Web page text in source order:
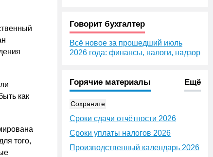
как
того,
Говорит бухгалтер
Всё новое за прошедший июль
2026 года: финансы, налоги, надзор
Горячие материалы Ещё
Сохраните
Сроки сдачи отчётности 2026
Сроки уплаты налогов 2026
Производственный календарь 2026